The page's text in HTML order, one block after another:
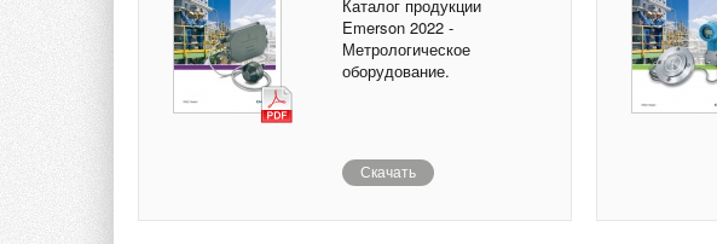
Каталог продукции
Emerson 2022 -
Метрологическое
оборудование.
Скачать